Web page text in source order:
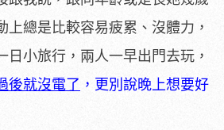
上總是比較容易疲累、沒體力，
日小旅行，兩人一早出門去玩，
後就沒電了 ，更別說晚上想要好